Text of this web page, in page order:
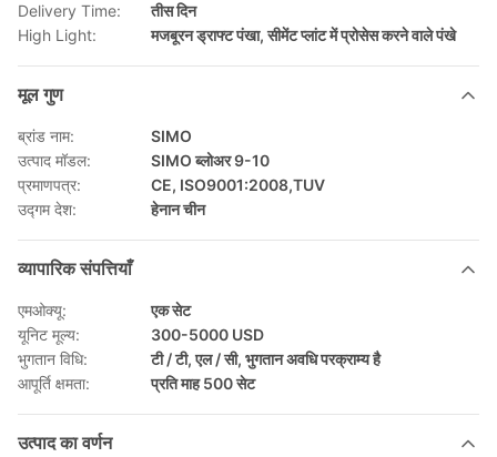
Delivery Time:
तीस दिन
High Light:
मजबूरन ड्राफ्ट पंखा,सीमेंट प्लांट में प्रोसेस करने वाले पंखे
मूल गुण
ब्रांड नाम:
SIMO
उत्पाद मॉडल:
SIMO ब्लोअर 9-10
प्रमाणपत्र:
CE, ISO9001:2008,TUV
उद्गम देश:
हेनान चीन
व्यापारिक संपत्तियाँ
एमओक्यू:
एक सेट
यूनिट मूल्य:
300-5000 USD
भुगतान विधि:
टी / टी, एल / सी, भुगतान अवधि परक्राम्य है
आपूर्ति क्षमता:
प्रति माह 500 सेट
उत्पाद का वर्णन